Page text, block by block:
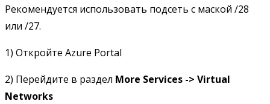
Рекомендуется использовать подсеть с маской /28
или /27.
1) Откройте Azure Portal
2) Перейдите в раздел More Services -> Virtual
Networks